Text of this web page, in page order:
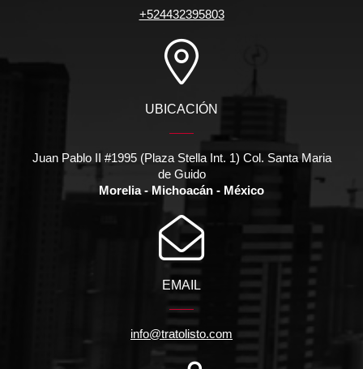
+524432395803
UBICACIÓN
Juan Pablo II #1995 (Plaza Stella Int. 1) Col. Santa Maria
de Guido
Morelia - Michoacán - México
EMAIL
info@tratolisto.com